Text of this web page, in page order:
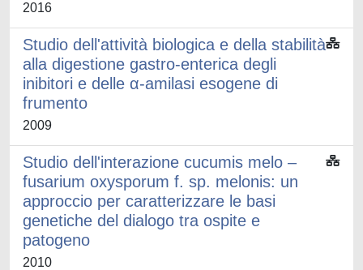
2016
Studio dell'attività biologica e della stabilità
alla digestione gastro-enterica degli
inibitori e delle α-amilasi esogene di
frumento
2009
Studio dell'interazione cucumis melo –
fusarium oxysporum f. sp. melonis: un
approccio per caratterizzare le basi
genetiche del dialogo tra ospite e
patogeno
2010